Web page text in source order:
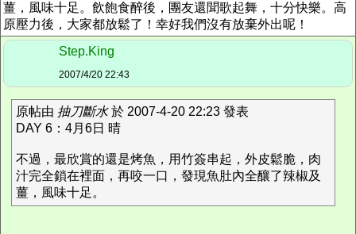
薑，風味十足。飲飽食醉後，團友還聞歌起舞，十分快樂。高
原壓力後，大家都放鬆了！幸好我們沒有放棄外出呢！
Step.King
2007/4/20 22:43
原帖由 抽刀斷水於 2007-4-20 22:23 發表
DAY 6：4月6日 晴
不過，最欣賞的還是烤魚，用竹簽串起，外皮鬆脆，肉
汁完全鎖在裡面，再咬一口，發現魚肚內全釀了辣椒及
薑，風味十足。